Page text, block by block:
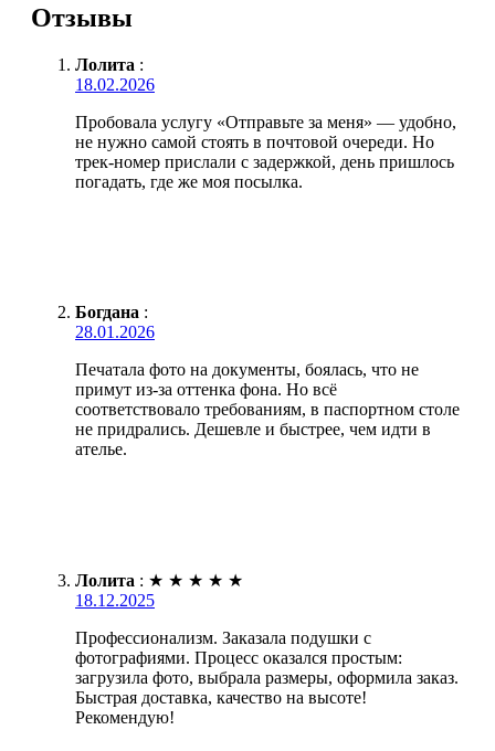
Отзывы
Лолита :
18.02.2026
Пробовала услугу «Отправьте за меня» — удобно,
не нужно самой стоять в почтовой очереди. Но
трек-номер прислали с задержкой, день пришлось
погадать, где же моя посылка.
Богдана :
28.01.2026
Печатала фото на документы, боялась, что не
примут из-за оттенка фона. Но всё
соответствовало требованиям, в паспортном столе
не придрались. Дешевле и быстрее, чем идти в
ателье.
Лолита : ★ ★ ★ ★ ★
18.12.2025
Профессионализм. Заказала подушки с
фотографиями. Процесс оказался простым:
загрузила фото, выбрала размеры, оформила заказ.
Быстрая доставка, качество на высоте!
Рекомендую!